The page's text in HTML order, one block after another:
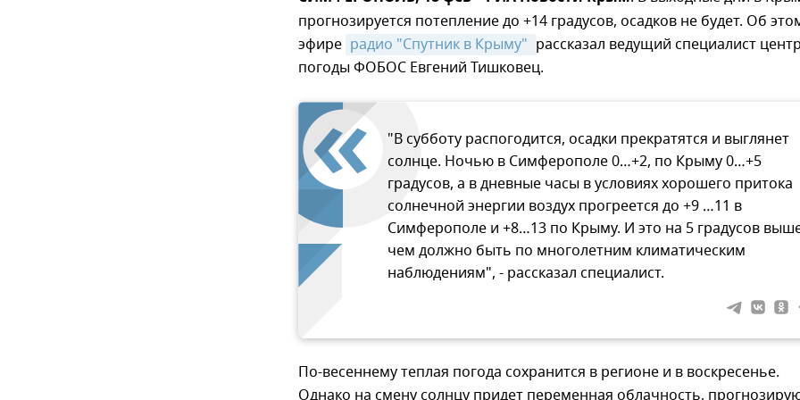
прогнозируется потепление до +14 градусов, осадков не будет. Об
эфире радио "Спутник в Крыму" рассказал ведущий специалист
погоды ФОБОС Евгений Тишковец.
"В субботу распогодится, осадки прекратятся и выглянет
солнце. Ночью в Симферополе 0…+2, по Крыму 0…+5
градусов, а в дневные часы в условиях хорошего притока
солнечной энергии воздух прогреется до +9 …11 в
Симферополе и +8…13 по Крыму. И это на 5 градусов
чем должно быть по многолетним климатическим
наблюдениям", - рассказал специалист.
По-весеннему теплая погода сохранится в регионе и в воскресенье.
Однако на смену солнцу придет переменная облачность,